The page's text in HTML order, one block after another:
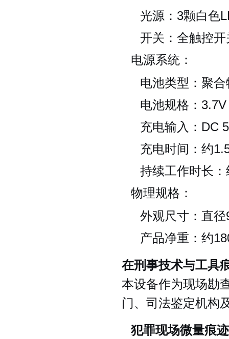
光源：3颗白色
开关：全触控开
电源系统：
电池类型：聚
电池规格：
充电输入：DC
充电时间：约
持续工作时长
物理规格：
外观尺寸：直
产品净重：约
在刑事技术与工具
本设备作为现场勘
门、司法鉴定机构
犯罪现场微量痕